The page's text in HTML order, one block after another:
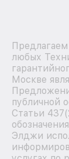
любых
Москве
публичной
Статьи
Элджи